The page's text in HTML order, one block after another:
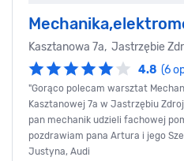
Kasztanowa 7a, Jastrzębie
4.8 (6
"Gorąco polecam warsztat
Kasztanowej 7a w Jastrzębiu
pan mechanik udzieli fachowej
pozdrawiam pana Artura i jego
Justyna, Audi